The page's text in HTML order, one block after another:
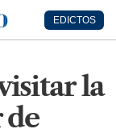
EDICTOS
la
de